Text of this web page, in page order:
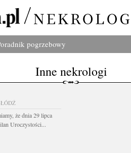
pogrzebowy
Inne nekrologi
ŁÓDŹ
że dnia 29 lipca
Uroczystości...